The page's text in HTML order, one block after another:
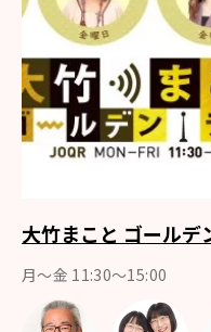
大竹まこと ゴールデ
月〜金 11:30～15:00